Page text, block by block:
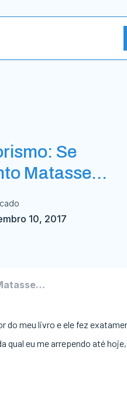
Se
Matasse…
10, 2017
do meu livro e ele fez
qual eu me arrependo até